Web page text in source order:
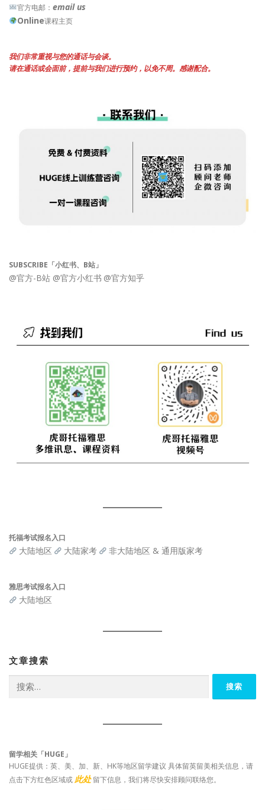
官方电邮： email us
Online课程主页
我们非常重视与您的通话与会谈。
请在通话或会面前，提前与我们进行预约，以免不周。感谢配合。
SUBSCRIBE「小红书、B站」
@官方-B站 @官方小红书 @官方知乎
托福考试报名入口
大陆地区 大陆家考 非大陆地区 & 通用版家考
雅思考试报名入口
大陆地区
文章搜索
索：
留学相关「HUGE」
HUGE提供：英、美、加、新、HK等地区留学建议 具体留英留美相关信息，请
点击下方红色区域或此处 留下信息，我们将尽快安排顾问联络您。